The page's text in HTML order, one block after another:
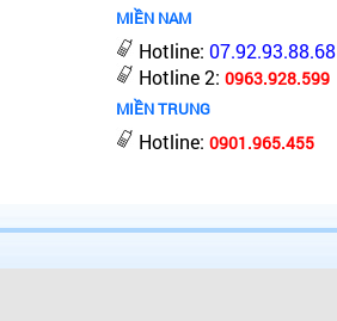
MIỀN NAM
Hotline:07.92.93.88.68
Hotline 2:0963.928.599
MIỀN TRUNG
Hotline:0901.965.455